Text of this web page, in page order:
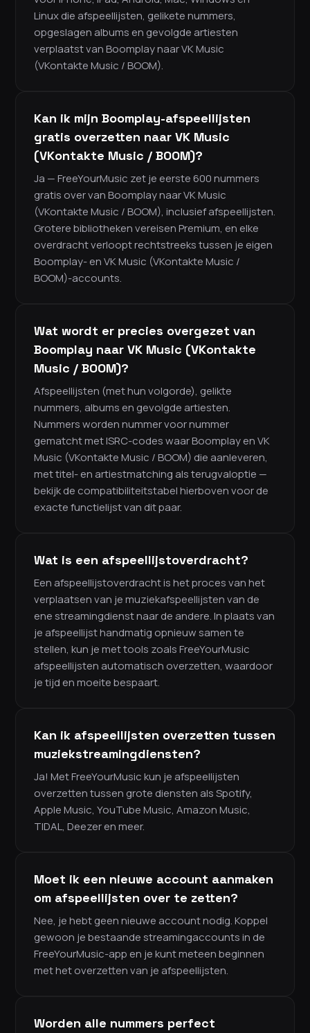
Linux die afspeellijsten, gelikete nummers,
opgeslagen albums en gevolgde artiesten
verplaatst van Boomplay naar VK Music
(VKontakte Music / BOOM).
Kan ik mijn Boomplay-afspeellijsten
gratis overzetten naar VK Music
(VKontakte Music / BOOM)?
Ja — FreeYourMusic zet je eerste 600 nummers
gratis over van Boomplay naar VK Music
(VKontakte Music / BOOM), inclusief afspeellijsten.
Grotere bibliotheken vereisen Premium, en elke
overdracht verloopt rechtstreeks tussen je eigen
Boomplay- en VK Music (VKontakte Music /
BOOM)-accounts.
Wat wordt er precies overgezet van
Boomplay naar VK Music (VKontakte
Music / BOOM)?
Afspeellijsten (met hun volgorde), gelikte
nummers, albums en gevolgde artiesten.
Nummers worden nummer voor nummer
gematcht met ISRC-codes waar Boomplay en VK
Music (VKontakte Music / BOOM) die aanleveren,
met titel- en artiestmatching als terugvaloptie —
bekijk de compatibiliteitstabel hierboven voor de
exacte functielijst van dit paar.
Wat is een afspeellijstoverdracht?
Een afspeellijstoverdracht is het proces van het
verplaatsen van je muziekafspeellijsten van de
ene streamingdienst naar de andere. In plaats van
je afspeellijst handmatig opnieuw samen te
stellen, kun je met tools zoals FreeYourMusic
afspeellijsten automatisch overzetten, waardoor
je tijd en moeite bespaart.
Kan ik afspeellijsten overzetten tussen
muziekstreamingdiensten?
Ja! Met FreeYourMusic kun je afspeellijsten
overzetten tussen grote diensten als Spotify,
Apple Music, YouTube Music, Amazon Music,
TIDAL, Deezer en meer.
Moet ik een nieuwe account aanmaken
om afspeellijsten over te zetten?
Nee, je hebt geen nieuwe account nodig. Koppel
gewoon je bestaande streamingaccounts in de
FreeYourMusic-app en je kunt meteen beginnen
met het overzetten van je afspeellijsten.
Worden alle nummers perfect